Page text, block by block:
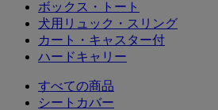
ボックス・トート
犬用リュック・スリング
カート・キャスター付
ハードキャリー
すべての商品
シートカバー